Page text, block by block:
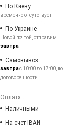
По Киеву
временно отсутствует
По Украине
Новой почтой, отправим
завтра
Самовывоз
завтрас 10:00 до 17:00, по
договоренности
Оплата
Наличными
На счет IBAN